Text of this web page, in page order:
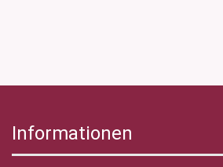
Informationen